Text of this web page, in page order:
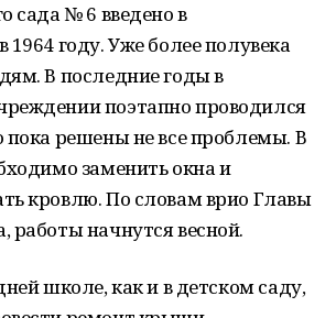
сада № 6 введено в
1964 году. Уже более полувека
В последние годы в
поэтапно проводился
пока решены не все проблемы. В
заменить окна и
кровлю. По словам врио Главы
работы начнутся весной.
школе, как и в детском саду,